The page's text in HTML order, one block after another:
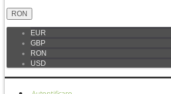
RON
EUR
GBP
RON
USD